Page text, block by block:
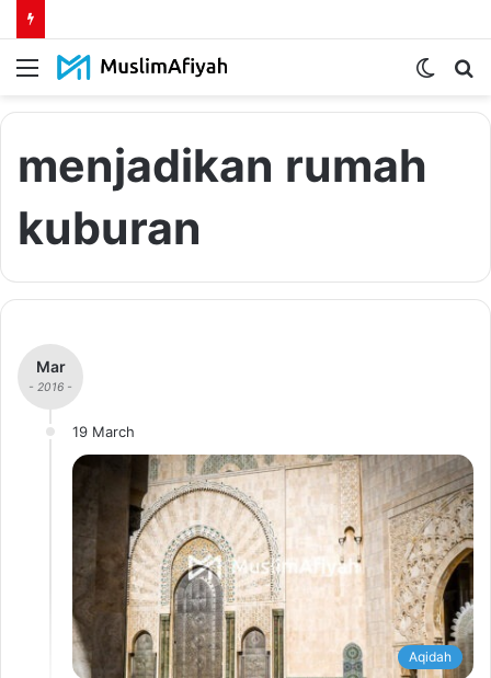
Menu
Switch
menjadikan rumah
kuburan
Mar
- 2016 -
19 March
Aqidah